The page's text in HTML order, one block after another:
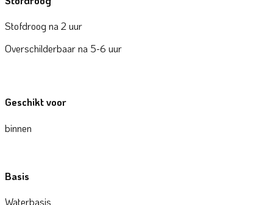
Stofdroog na 2 uur
Overschilderbaar na 5-6 uur
Geschikt voor
binnen
Basis
Waterbasis